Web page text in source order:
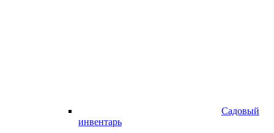
Садовый
инвентарь